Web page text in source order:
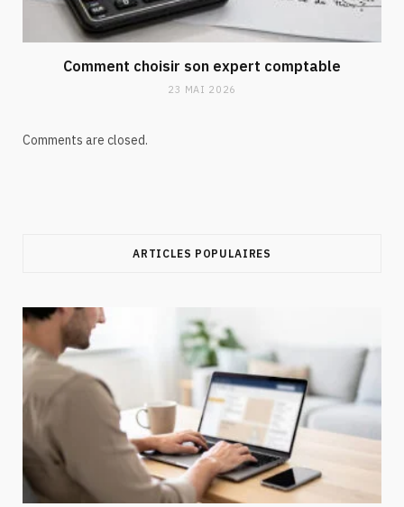
Comment choisir son expert comptable
23 MAI 2026
Comments are closed.
ARTICLES POPULAIRES